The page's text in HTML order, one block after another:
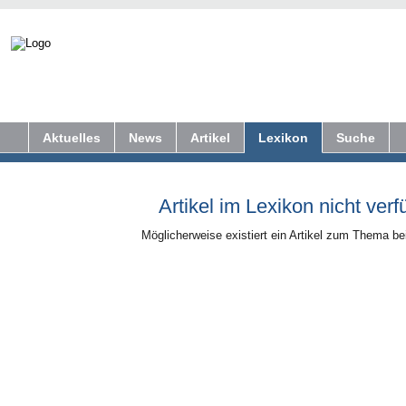
Aktuelles News Artikel Lexikon Suche
Artikel im Lexikon nicht
Möglicherweise existiert ein Artikel zum Thema